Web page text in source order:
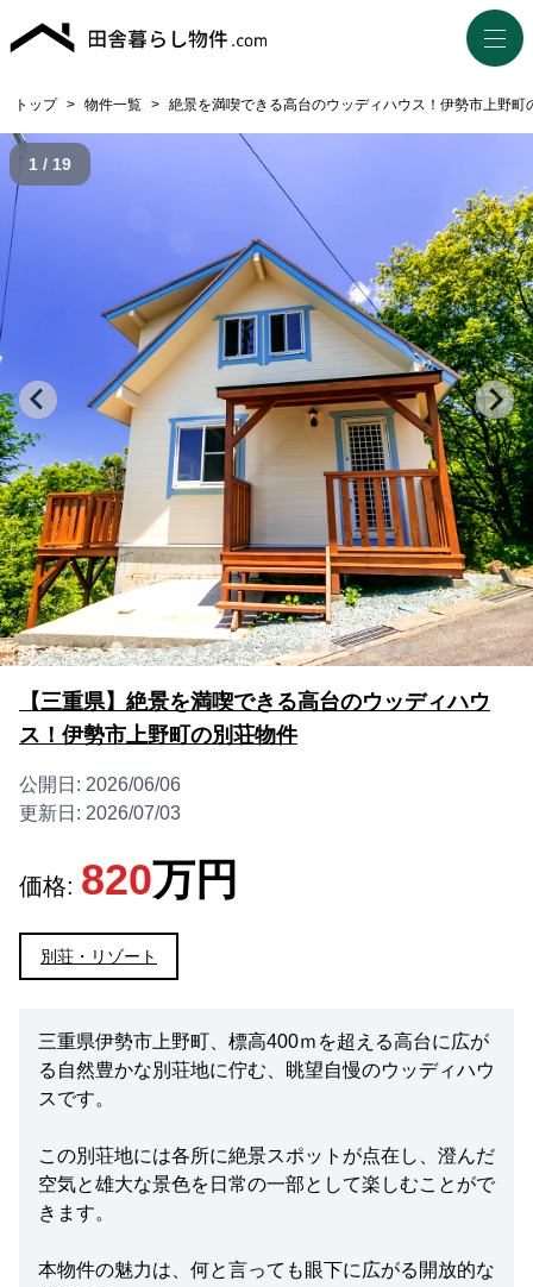
トップ > 物件一覧 > 絶景を満喫できる高台のウッディハウス！伊勢市上野町
1 / 19
【三重県】絶景を満喫できる高台のウッディハウ
ス！伊勢市上野町の別荘物件
公開日: 2026/06/06
更新日: 2026/07/03
価格: 820万円
別荘・リゾート
三重県伊勢市上野町、標高400ｍを超える高台に広が
る自然豊かな別荘地に佇む、眺望自慢のウッディハウ
スです。
この別荘地には各所に絶景スポットが点在し、澄んだ
空気と雄大な景色を日常の一部として楽しむことがで
きます。
本物件の魅力は、何と言っても眼下に広がる開放的な